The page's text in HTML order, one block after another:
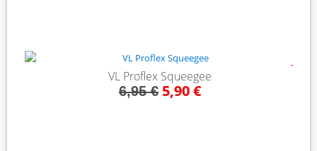
VL Proflex Squeegee
6,95 €5,90 €